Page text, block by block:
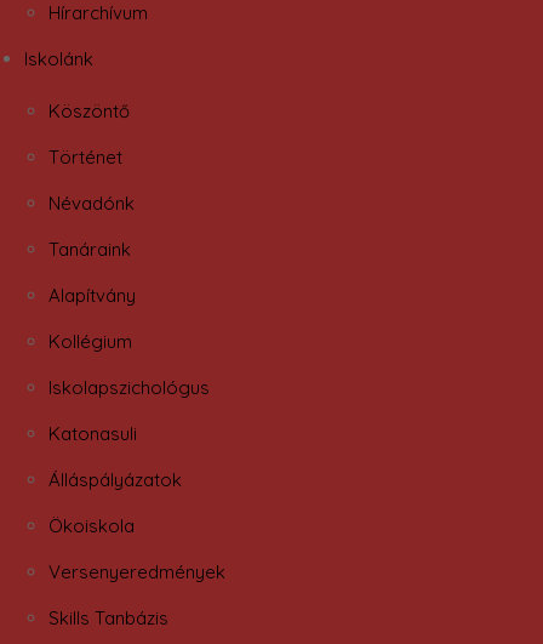
Hírarchívum
Iskolánk
Köszöntő
Történet
Névadónk
Tanáraink
Alapítvány
Kollégium
Iskolapszichológus
Katonasuli
Álláspályázatok
Ökoiskola
Versenyeredmények
Skills Tanbázis